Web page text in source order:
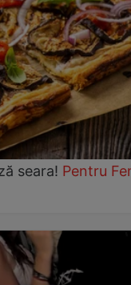
seara! Pentru